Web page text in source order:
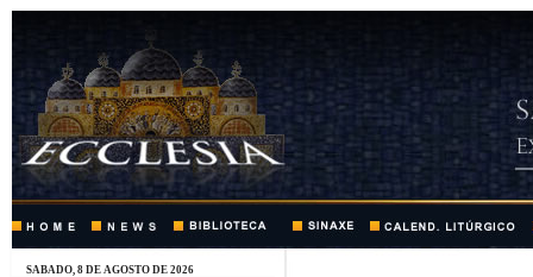
SABADO, 8 DE AGOSTO DE 2026